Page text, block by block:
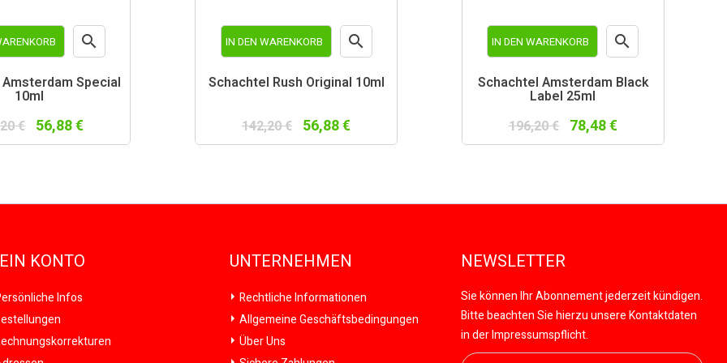

Special
10ml
€ 56,88 €
IN DEN WARENKORB 
Schachtel Rush Original 10ml
142,20 € 56,88 €
IN DEN WARENKORB 
Schachtel Amsterdam Black
Label 25ml
196,20 € 78,48 €
KONTO
Infos
UNTERNEHMEN
Rechtliche Informationen
Allgemeine Geschäftsbedingungen
Über Uns
NEWSLETTER
Sie können Ihr Abonnement jederzeit kündigen.
Bitte beachten Sie hierzu unsere Kontaktdaten
in der Impressumspflicht.